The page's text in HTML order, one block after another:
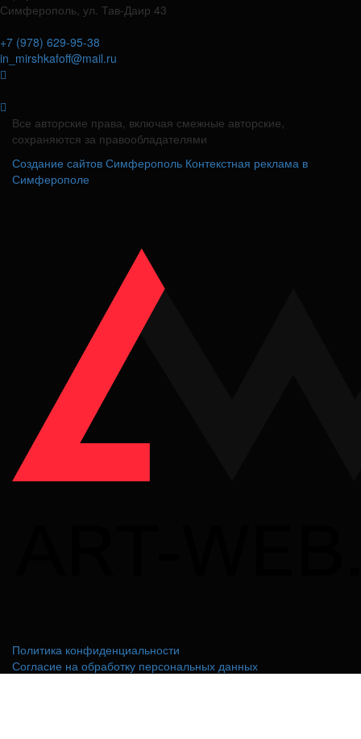
Симферополь, ул. Тав-Даир 43
+7 (978) 629-95-38
in_mirshkafoff@mail.ru
Все авторские права, включая смежные авторские,
сохраняются за правообладателями
Создание сайтов Симферополь Контекстная реклама в
Симферополе
Политика конфиденциальности
Согласие на обработку персональных данных